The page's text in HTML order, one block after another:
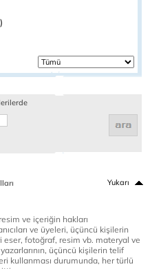
Yukarı
ve içeriğin hakları
ve üyeleri, üçüncü kişilerin
fotoğraf, resim vb. materyal ve
üçüncü kişilerin telif
kullanması durumunda, her türlü